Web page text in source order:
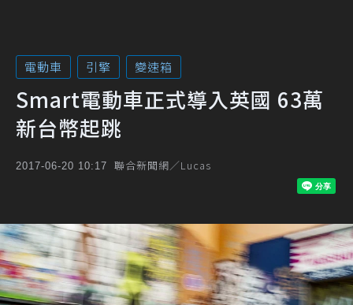
電動車 引擎 變速箱
Smart電動車正式導入英國 63萬
新台幣起跳
2017-06-20 10:17 聯合新聞網／Lucas